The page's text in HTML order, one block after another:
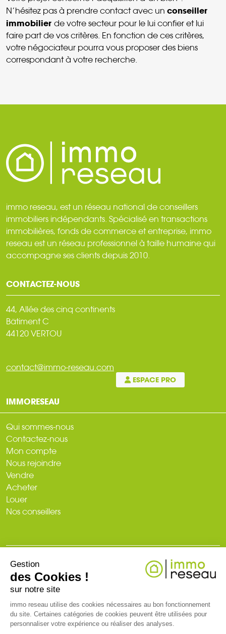
N’hésitez pas à prendre contact avec un conseiller
immobilier de votre secteur pour le lui confier et lui
faire part de vos critères. En fonction de ces critères,
votre négociateur pourra vous proposer des biens
correspondant à votre recherche.
immo reseau, est un réseau national de conseillers
immobiliers indépendants. Spécialisé en transactions
immobilières, fonds de commerce et entreprise, immo
reseau est un réseau professionnel à taille humaine qui
accompagne ses clients depuis 2010.
CONTACTEZ-NOUS
44, Allée des cinq continents
Bâtiment C
44120 VERTOU
contact@immo-reseau.com
ESPACE PRO
IMMORESEAU
Qui sommes-nous
Contactez-nous
Mon compte
Nous rejoindre
Vendre
Acheter
Louer
Nos conseillers
Plan du site
Mentions légales
Politique de confidentialité
RCS NANTES 519 718 886. Carte professionnelle T et G n° CPI 3002
Gestion
des Cookies !
sur notre site
immo reseau utilise des cookies nécessaires au bon fonctionnement
du site. Certaines catégories de cookies peuvent être utilisées pour
personnaliser votre expérience ou réaliser des analyses.